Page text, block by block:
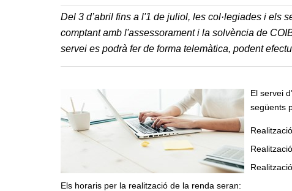
Del 3 d’abril fins a l'1 de juliol, les col·legiades i els
comptant amb l'assessorament i la solvència de
servei es podrà fer de forma telemàtica, podent
El servei
següents
Els horaris per la realització de la renda seran: